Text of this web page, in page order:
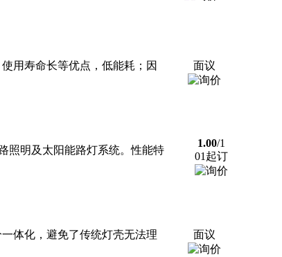
用寿命长等优点，低能耗；因
面议
照明及太阳能路灯系统。性能特
1.00/1
01起订
体化，避免了传统灯壳无法理
面议